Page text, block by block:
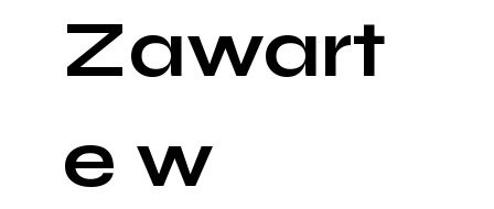
Zawart
e w